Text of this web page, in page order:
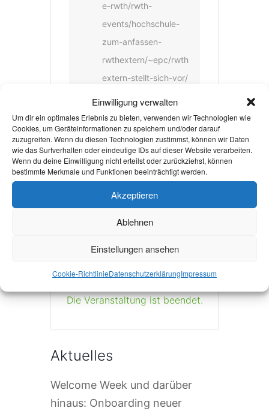
Einwilligung verwalten
Um dir ein optimales Erlebnis zu bieten, verwenden wir Technologien wie
Cookies, um Geräteinformationen zu speichern und/oder darauf
zuzugreifen. Wenn du diesen Technologien zustimmst, können wir Daten
wie das Surfverhalten oder eindeutige IDs auf dieser Website verarbeiten.
Wenn du deine Einwilligung nicht erteilst oder zurückziehst, können
bestimmte Merkmale und Funktionen beeinträchtigt werden.
Akzeptieren
Ablehnen
Einstellungen ansehen
Cookie-RichtlinieDatenschutzerklärungImpressum
e-rwth/rwth-
events/hochschule-
zum-anfassen-
rwthextern/~epc/rwth
extern-stellt-sich-vor/
+ Zu Google Kalender hinzufügen
Die Veranstaltung ist beendet.
Aktuelles
Welcome Week und darüber
hinaus: Onboarding neuer